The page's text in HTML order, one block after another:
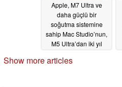
Apple, M7 Ultra ve
daha güçlü bir
soğutma sistemine
sahip Mac Studio’nun,
M5 Ultra’dan iki yıl
çıkacağı söyleniyor
Show more articles